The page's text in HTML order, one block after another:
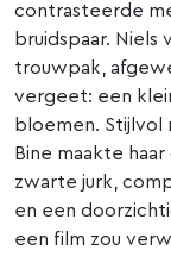
contrasteerde
bruidspaar.
trouwpak,
vergeet: een
bloemen. Stijlvol
Bine maakte
zwarte jurk,
en een
een film zou